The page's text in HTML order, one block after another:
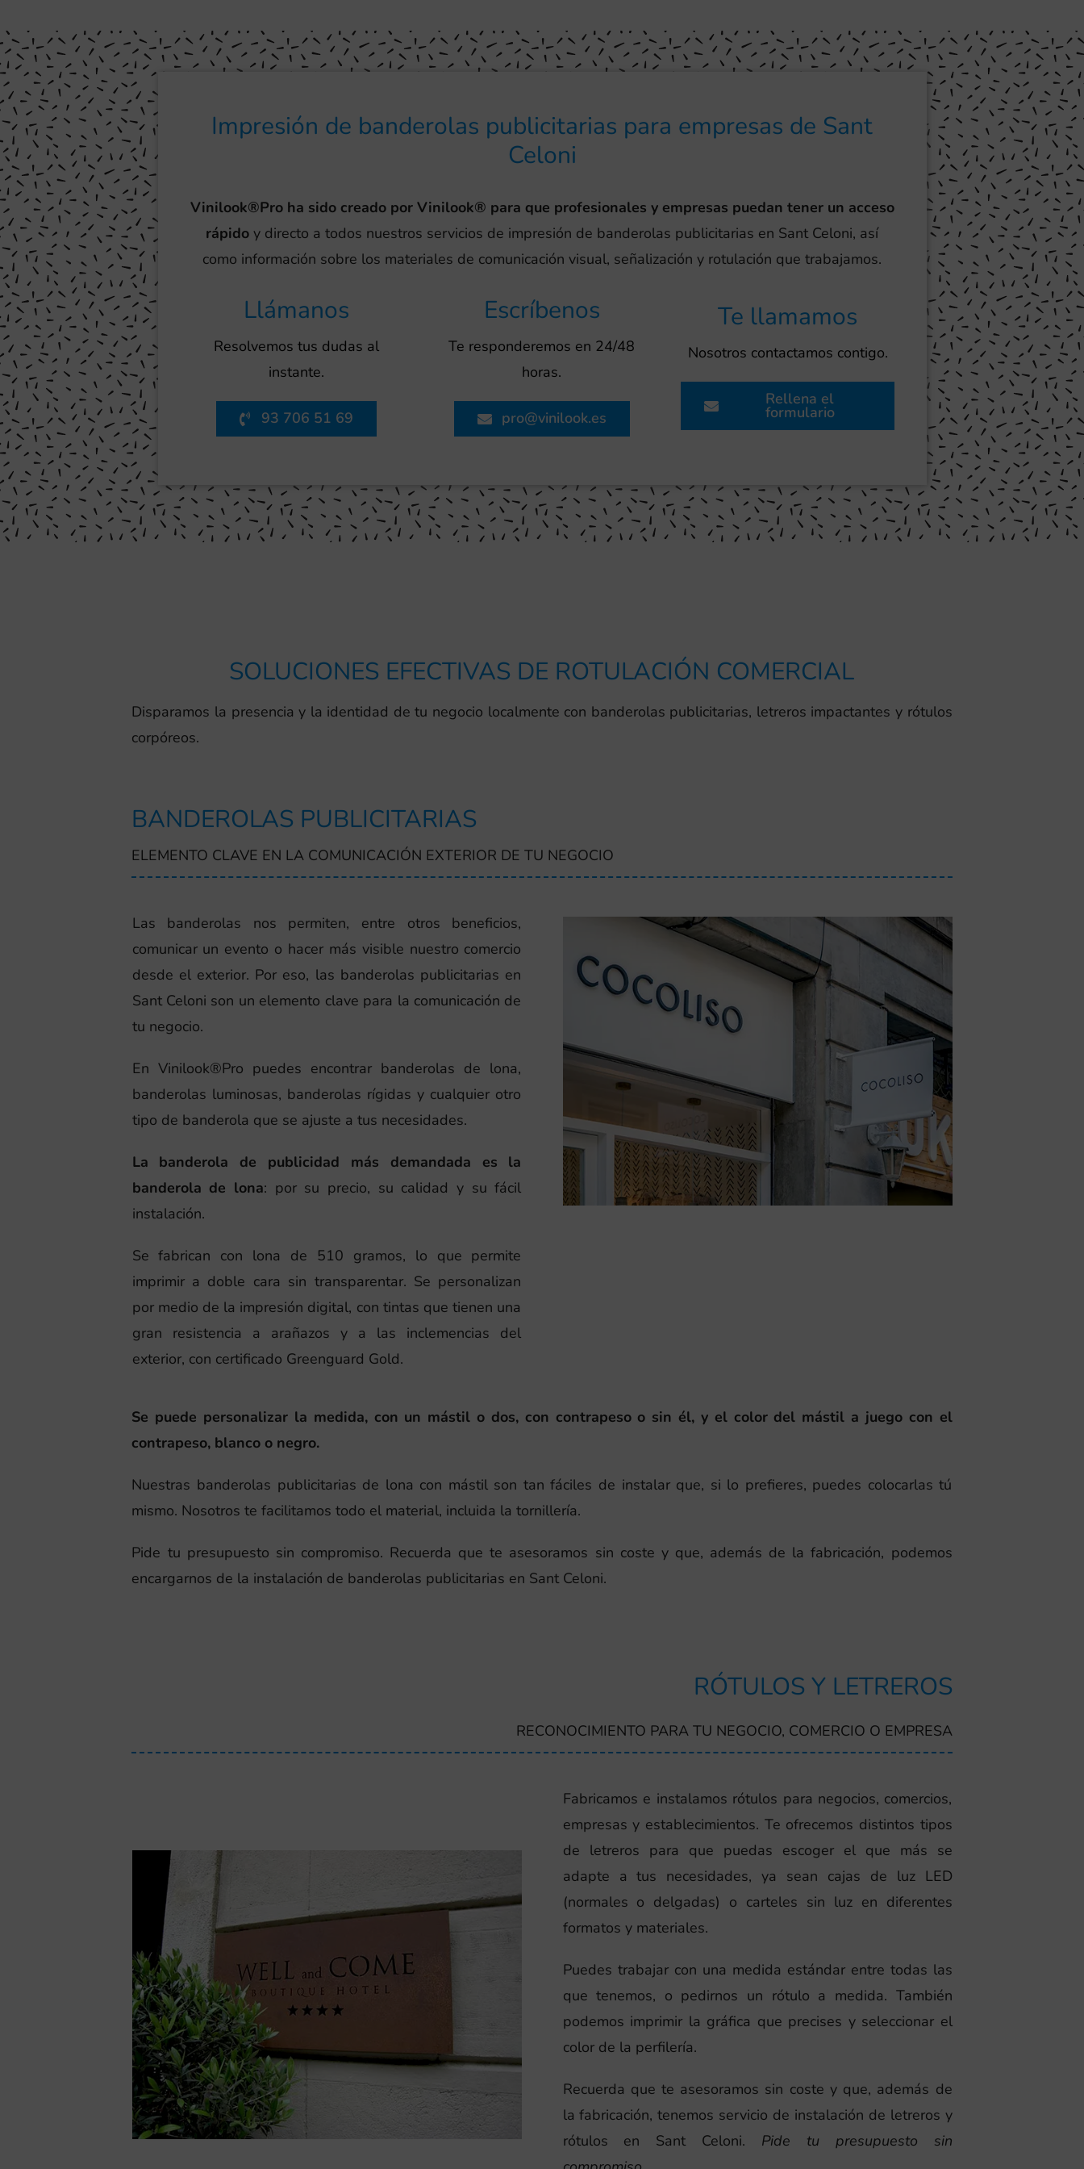
Impresión de banderolas publicitarias para empresas de Sant
Celoni
Vinilook®Pro ha sido creado por Vinilook® para que profesionales y empresas puedan tener un acceso
rápido y directo a todos nuestros servicios de impresión de banderolas publicitarias en Sant Celoni, así
como información sobre los materiales de comunicación visual, señalización y rotulación que trabajamos.
Llámanos
Resolvemos tus dudas al
instante.
93 706 51 69
Escríbenos
Te responderemos en 24/48
horas.
pro@vinilook.es
Te llamamos
Nosotros contactamos contigo.
Rellena el
formulario
SOLUCIONES EFECTIVAS DE ROTULACIÓN COMERCIAL
Disparamos la presencia y la identidad de tu negocio localmente con banderolas publicitarias, letreros impactantes y rótulos
corpóreos.
BANDEROLAS PUBLICITARIAS
ELEMENTO CLAVE EN LA COMUNICACIÓN EXTERIOR DE TU NEGOCIO
Las banderolas nos permiten, entre otros beneficios,
comunicar un evento o hacer más visible nuestro comercio
desde el exterior. Por eso, las banderolas publicitarias en
Sant Celoni son un elemento clave para la comunicación de
tu negocio.
En Vinilook®Pro puedes encontrar banderolas de lona,
banderolas luminosas, banderolas rígidas y cualquier otro
tipo de banderola que se ajuste a tus necesidades.
La banderola de publicidad más demandada es la
banderola de lona: por su precio, su calidad y su fácil
instalación.
Se fabrican con lona de 510 gramos, lo que permite
imprimir a doble cara sin transparentar. Se personalizan
por medio de la impresión digital, con tintas que tienen una
gran resistencia a arañazos y a las inclemencias del
exterior, con certificado Greenguard Gold.
Se puede personalizar la medida, con un mástil o dos, con contrapeso o sin él, y el color del mástil a juego con el
contrapeso, blanco o negro.
Nuestras banderolas publicitarias de lona con mástil son tan fáciles de instalar que, si lo prefieres, puedes colocarlas tú
mismo. Nosotros te facilitamos todo el material, incluida la tornillería.
Pide tu presupuesto sin compromiso. Recuerda que te asesoramos sin coste y que, además de la fabricación, podemos
encargarnos de la instalación de banderolas publicitarias en Sant Celoni.
RÓTULOS Y LETREROS
RECONOCIMIENTO PARA TU NEGOCIO, COMERCIO O EMPRESA
Fabricamos e instalamos rótulos para negocios, comercios,
empresas y establecimientos. Te ofrecemos distintos tipos
de letreros para que puedas escoger el que más se
adapte a tus necesidades, ya sean cajas de luz LED
(normales o delgadas) o carteles sin luz en diferentes
formatos y materiales.
Puedes trabajar con una medida estándar entre todas las
que tenemos, o pedirnos un rótulo a medida. También
podemos imprimir la gráfica que precises y seleccionar el
color de la perfilería.
Recuerda que te asesoramos sin coste y que, además de
la fabricación, tenemos servicio de instalación de letreros y
rótulos en Sant Celoni. Pide tu presupuesto sin